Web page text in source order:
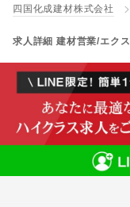
四国化成建材株式会社
求人詳細 建材営業/エク